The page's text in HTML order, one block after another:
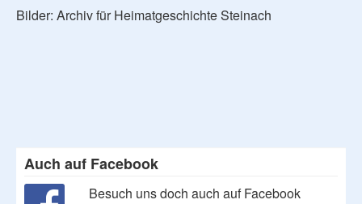
Bilder: Archiv für Heimatgeschichte Steinach
Auch auf Facebook
Besuch uns doch auch auf Facebook